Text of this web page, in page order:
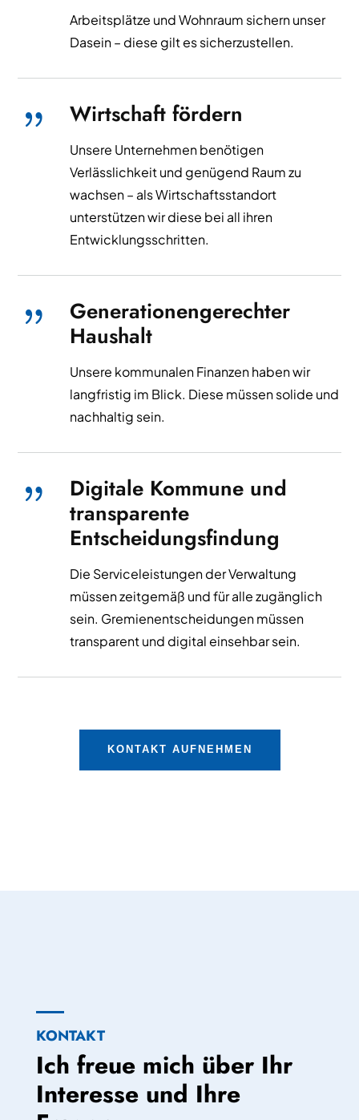
Arbeitsplätze und Wohnraum sichern unser
Dasein – diese gilt es sicherzustellen.
{ Wirtschaft fördern
Unsere Unternehmen benötigen
Verlässlichkeit und genügend Raum zu
wachsen – als Wirtschaftsstandort
unterstützen wir diese bei all ihren
Entwicklungsschritten.
{
Generationengerechter
Haushalt
Unsere kommunalen Finanzen haben wir
langfristig im Blick. Diese müssen solide und
nachhaltig sein.
{
Digitale Kommune und
transparente
Entscheidungsfindung
Die Serviceleistungen der Verwaltung
müssen zeitgemäß und für alle zugänglich
sein. Gremienentscheidungen müssen
transparent und digital einsehbar sein.
KONTAKT AUFNEHMEN
KONTAKT
Ich freue mich über Ihr
Interesse und Ihre